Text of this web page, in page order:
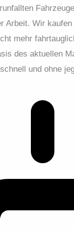
Arbeit. Wir
mehr
des aktuellen
und ohne